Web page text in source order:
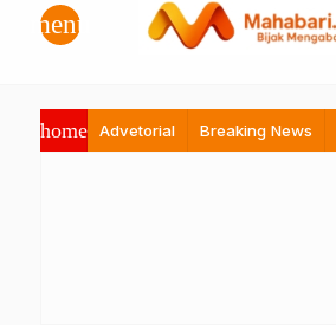
menu
home Advetorial Breaking News